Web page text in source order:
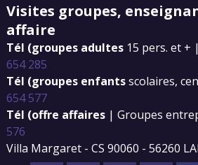
Visites groupes,
affaire
Tél (groupes adultes 15 pers. et +
654 285
Tél (groupes enfantsscolaires,
654 577
Tél (offre affaires | Groupes
576
Villa Margaret - CS 90060 - 56260